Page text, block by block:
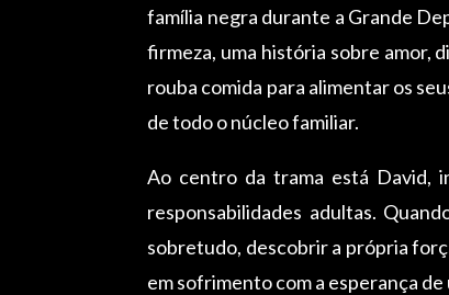
família negra durante a Grande
firmeza, uma história sobre amor,
rouba comida para alimentar os
de todo o núcleo familiar.
Ao centro da trama está David,
responsabilidades adultas.
sobretudo, descobrir a própria
em sofrimento com a esperança